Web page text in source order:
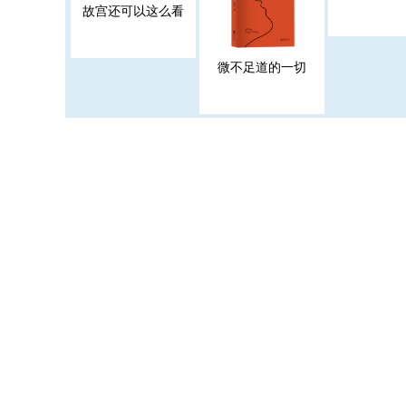
故宫还可以这么看
微不足道的一切